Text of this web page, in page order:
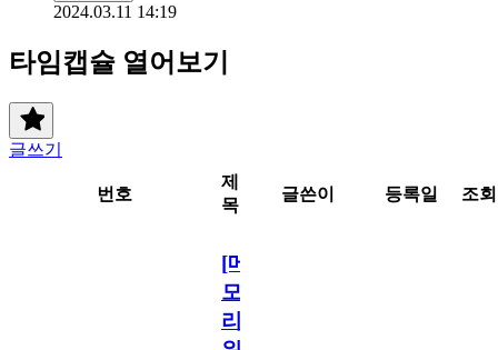
2024.03.11 14:19
타임캡슐 열어보기
글쓰기
번호
제
목
글쓴이 등록일 조회
[메
모
리